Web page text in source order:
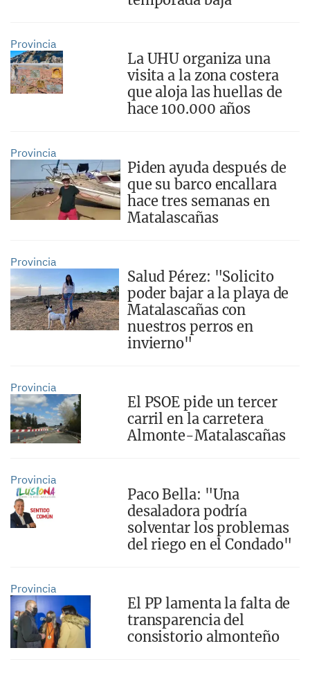
Provincia
La UHU organiza una
visita a la zona costera
que aloja las huellas de
hace 100.000 años
Provincia
Piden ayuda después de
que su barco encallara
hace tres semanas en
Matalascañas
Provincia
Salud Pérez: "Solicito
poder bajar a la playa de
Matalascañas con
nuestros perros en
invierno"
Provincia
El PSOE pide un tercer
carril en la carretera
Almonte-Matalascañas
Provincia
Paco Bella: "Una
desaladora podría
solventar los problemas
del riego en el Condado"
Provincia
El PP lamenta la falta de
transparencia del
consistorio almonteño